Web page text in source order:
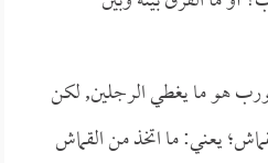
هو ما يغطي الرجلين, لكن
يعني: ما اتخذ من القماش